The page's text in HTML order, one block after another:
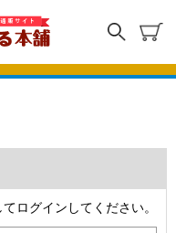
ログインしてください。